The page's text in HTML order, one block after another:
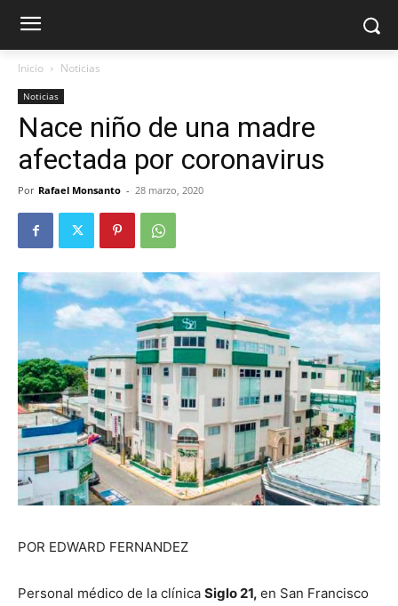
Inicio Noticias
Noticias
Nace niño de una madre
afectada por coronavirus
Por Rafael Monsanto - 28 marzo, 2020
POR EDWARD FERNANDEZ
Personal médico de la clínica Siglo 21, en San Francisco